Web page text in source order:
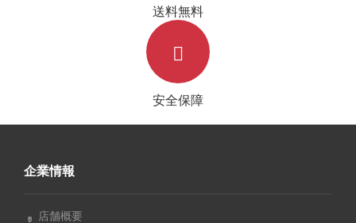
送料無料
安全保障
企業情報
店舗概要